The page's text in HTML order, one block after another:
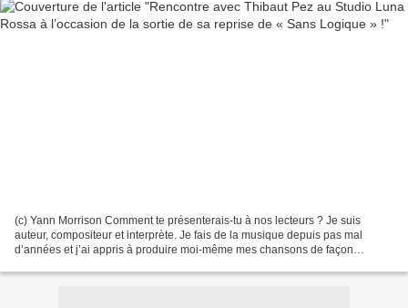
(c) Yann Morrison Comment te présenterais-tu à nos lecteurs ? Je suis
auteur, compositeur et interprète. Je fais de la musique depuis pas mal
d’années et j’ai appris à produire moi-même mes chansons de façon